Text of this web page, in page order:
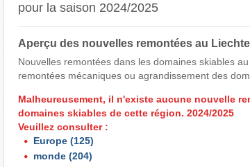
pour la saison 2024/2025
Aperçu des nouvelles remontées au
Nouvelles remontées dans les domaines skiables
remontées mécaniques ou agrandissement des
Malheureusement, il n'existe aucune nouvelle
domaines skiables de cette région. 2024/2025
Veuillez consulter :
Europe (125)
monde (204)